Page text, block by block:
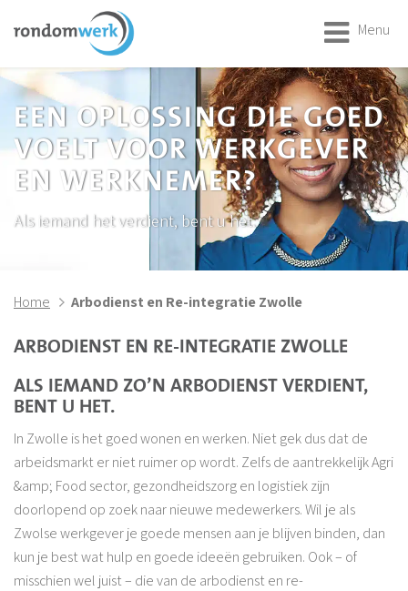
Menu
EEN OPLOSSING DIE GOED
VOELT VOOR WERKGEVER
EN WERKNEMER?
Als iemand het verdient, bent u het.
Home Arbodienst en Re-integratie Zwolle
ARBODIENST EN RE-INTEGRATIE ZWOLLE
ALS IEMAND ZO’N ARBODIENST VERDIENT,
BENT U HET.
In Zwolle is het goed wonen en werken. Niet gek dus dat de
arbeidsmarkt er niet ruimer op wordt. Zelfs de aantrekkelijk Agri
&amp; Food sector, gezondheidszorg en logistiek zijn
doorlopend op zoek naar nieuwe medewerkers. Wil je als
Zwolse werkgever je goede mensen aan je blijven binden, dan
kun je best wat hulp en goede ideeën gebruiken. Ook – of
misschien wel juist – die van de arbodienst en re-